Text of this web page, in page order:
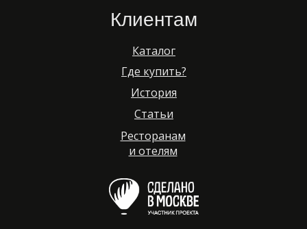
Где купить?
История
Статьи
Клиентам
Каталог
Ресторанам
и отелям